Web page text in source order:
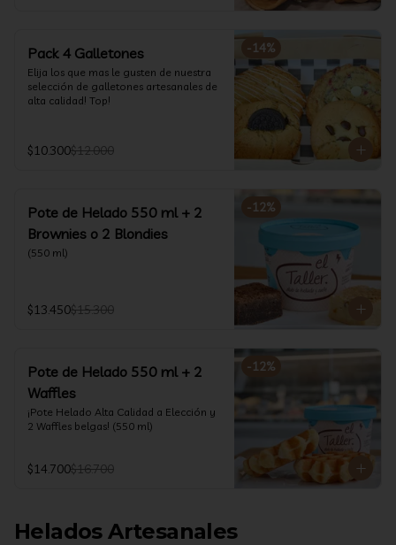
-14%
Pack 4 Galletones
Elija los que mas le gusten de nuestra
selección de galletones artesanales de
alta calidad! Top!
$10.300$12.000
-12%
Pote de Helado 550 ml + 2
Brownies o 2 Blondies
(550 ml)
$13.450$15.300
-12%
Pote de Helado 550 ml + 2
Waffles
¡Pote Helado Alta Calidad a Elección y
2 Waffles belgas! (550 ml)
$14.700$16.700
Helados Artesanales